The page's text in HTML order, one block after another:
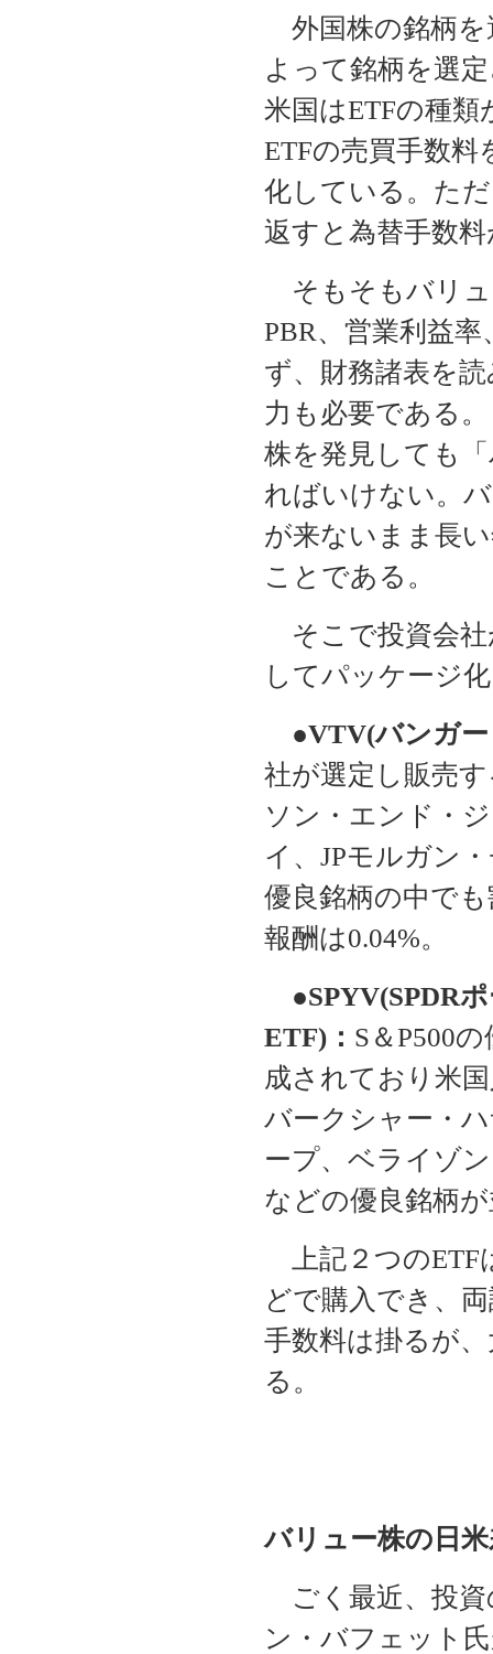
外国株の銘柄を
よって銘柄を選
米国はETFの種
ETFの売買手数
化している。た
返すと為替手数
そもそもバリュ
PBR、営業利益
ず、財務諸表を
力も必要である
株を発見しても
ればいけない。
が来ないまま長
ことである。
そこで投資会社
してパッケージ
●VTV(バンガ
社が選定し販売
ソン・エンド・
イ、JPモルガン
優良銘柄の中で
報酬は0.04%。
●SPYV(SPDR
ETF)： S＆P500
成されており米
バークシャー・
ープ、ベライゾ
などの優良銘柄
上記２つのETF
どで購入でき、
手数料は掛るが
る。
バリュー株の日
ごく最近、投資
ン・バフェット